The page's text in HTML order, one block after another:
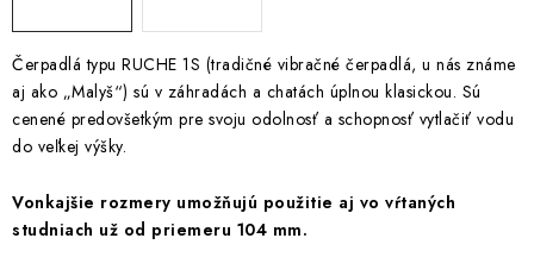
Kúpeľňa a sanita
Akcie, Zľavy
Čerpadlá typu RUCHE 1S (tradičné vibračné čerpadlá, u nás známe
aj ako „Malyš“) sú v záhradách a chatách úplnou klasickou. Sú
cenené predovšetkým pre svoju odolnosť a schopnosť vytlačiť vodu
do veľkej výšky.
Vonkajšie rozmery umožňujú použitie aj vo vŕtaných
studniach už od priemeru 104 mm.